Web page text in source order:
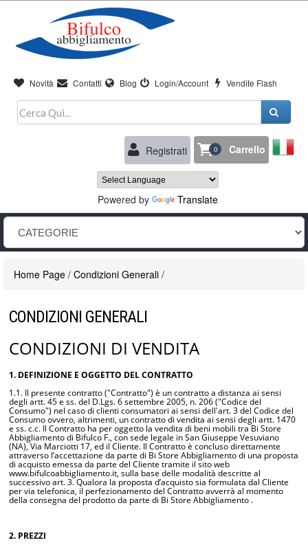
Novità Contatti Blog Login/Account Vendite Flash
Registrati 0 Carrello
Powered by Translate
Home Page / Condizioni Generali /
CONDIZIONI GENERALI
CONDIZIONI DI VENDITA
1. DEFINIZIONE E OGGETTO DEL CONTRATTO
1.1. Il presente contratto ("Contratto") è un contratto a distanza ai sensi
degli artt. 45 e ss. del D.Lgs. 6 settembre 2005, n. 206 ("Codice del
Consumo") nel caso di clienti consumatori ai sensi dell'art. 3 del Codice del
Consumo ovvero, altrimenti, un contratto di vendita ai sensi degli artt. 1470
e ss. c.c. Il Contratto ha per oggetto la vendita di beni mobili tra Bi Store
Abbigliamento di Bifulco F., con sede legale in San Giuseppe Vesuviano
(NA), Via Marciotti 17, ed il Cliente. Il Contratto è concluso direttamente
attraverso l’accettazione da parte di Bi Store Abbigliamento di una proposta
di acquisto emessa da parte del Cliente tramite il sito web
www.bifulcoabbigliamento.it, sulla base delle modalità descritte al
successivo art. 3. Qualora la proposta d’acquisto sia formulata dal Cliente
per via telefonica, il perfezionamento del Contratto avverrà al momento
della consegna del prodotto da parte di Bi Store Abbigliamento .
2. PREZZI